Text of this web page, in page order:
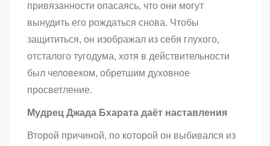
привязанности опасаясь, что они могут
вынудить его рождаться снова. Чтобы
защититься, он изображал из себя глухого,
отсталого тугодума, хотя в действительности
был человеком, обретшим духовное
просветление.
Мудрец Джада Бхарата даёт наставления
Второй причиной, по которой он выбивался из